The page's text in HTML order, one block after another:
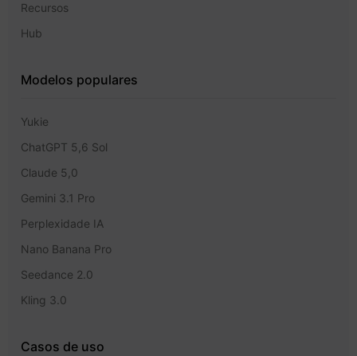
Recursos
Hub
Modelos populares
Yukie
ChatGPT 5,6 Sol
Claude 5,0
Gemini 3.1 Pro
Perplexidade IA
Nano Banana Pro
Seedance 2.0
Kling 3.0
Casos de uso